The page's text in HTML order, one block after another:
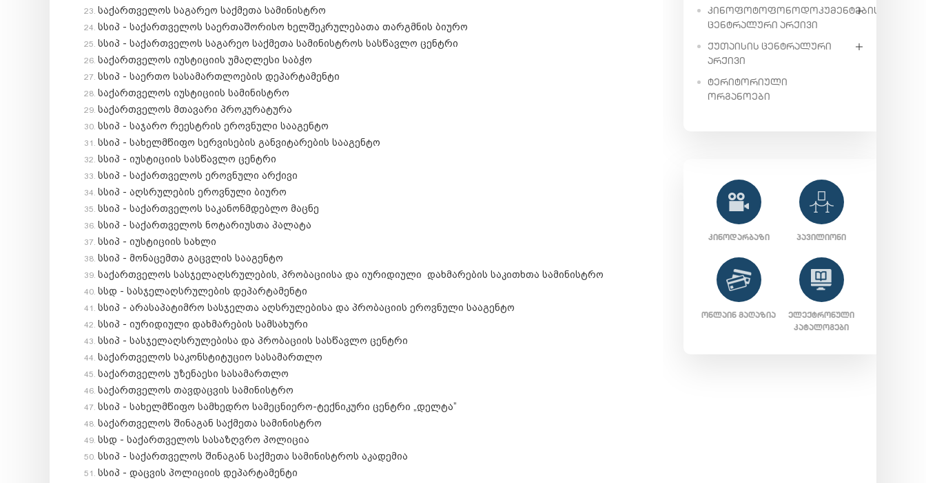
საქართველოს საგარეო საქმეთა სამინისტრო
სსიპ - საქართველოს საერთაშორისო ხელშეკრულებათა თარგმნის ბიურო
სსიპ - საქართველოს საგარეო საქმეთა სამინისტროს სასწავლო ცენტრი
საქართველოს იუსტიციის უმაღლესი საბჭო
სსიპ - საერთო სასამართლოების დეპარტამენტი
საქართველოს იუსტიციის სამინისტრო
საქართველოს მთავარი პროკურატურა
სსიპ - საჯარო რეესტრის ეროვნული სააგენტო
სსიპ - სახელმწიფო სერვისების განვიტარების სააგენტო
სსიპ - იუსტიციის სასწავლო ცენტრი
სსიპ - საქართველოს ეროვნული არქივი
სსიპ - აღსრულების ეროვნული ბიურო
სსიპ - საქართველოს საკანონმდებლო მაცნე
სსიპ - საქართველოს ნოტარიუსთა პალატა
სსიპ - იუსტიციის სახლი
სსიპ - მონაცემთა გაცვლის სააგენტო
საქართველოს სასჯელაღსრულების, პრობაციისა და იურიდიული დახმარების საკითხთა სამინისტრო
სსდ - სასჯელაღსრულების დეპარტამენტი
სსიპ - არასაპატიმრო სასჯელთა აღსრულებისა და პრობაციის ეროვნული სააგენტო
სსიპ - იურიდიული დახმარების სამსახური
სსიპ - სასჯელაღსრულებისა და პრობაციის სასწავლო ცენტრი
საქართველოს საკონსტიტუციო სასამართლო
საქართველოს უზენაესი სასამართლო
საქართველოს თავდაცვის სამინისტრო
სსიპ - სახელმწიფო სამხედრო სამეცნიერო-ტექნიკური ცენტრი „დელტა”
საქართველოს შინაგან საქმეთა სამინისტრო
სსდ - საქართველოს სასაზღვრო პოლიცია
სსიპ - საქართველოს შინაგან საქმეთა სამინისტროს აკადემია
სსიპ - დაცვის პოლიციის დეპარტამენტი
ᲙᲘᲜᲝᲤᲝᲢᲝᲤᲝᲜᲝᲓᲝᲙᲣᲛᲔᲜᲢᲔᲑᲘᲡ
ᲪᲔᲜᲢᲠᲐᲚᲣᲠᲘ ᲐᲠᲥᲘᲕᲘ
ᲥᲣᲗᲐᲘᲡᲘᲡ ᲪᲔᲜᲢᲠᲐᲚᲣᲠᲘ
ᲐᲠᲥᲘᲕᲘ
ᲢᲔᲠᲘᲢᲝᲠᲘᲣᲚᲘ
ᲝᲠᲒᲐᲜᲝᲔᲑᲘ
ᲙᲘᲜᲝᲓᲐᲠᲑᲐᲖᲘ ᲞᲐᲕᲘᲚᲘᲝᲜᲘ
ᲝᲜᲚᲐᲘᲜ ᲛᲐᲦᲐᲖᲘᲐ
ᲔᲚᲔᲥᲢᲠᲝᲜᲣᲚᲘ
ᲙᲐᲢᲐᲚᲝᲒᲔᲑᲘ